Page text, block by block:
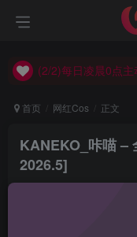
(2/2)每日凌晨0点主
(2/2)每日凌晨0点主
首页 网红Cos 正文
KANEKO_咔喵 –
2026.5]